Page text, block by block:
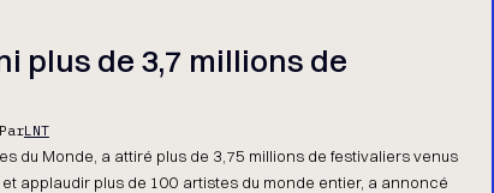
plus de 3,7 millions de
ParLNT
du Monde, a attiré plus de 3,75 millions de festivaliers venus
applaudir plus de 100 artistes du monde entier, a annoncé